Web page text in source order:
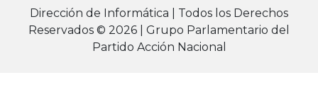
Dirección de Informática | Todos los Derechos
Reservados © 2026 | Grupo Parlamentario del
Partido Acción Nacional